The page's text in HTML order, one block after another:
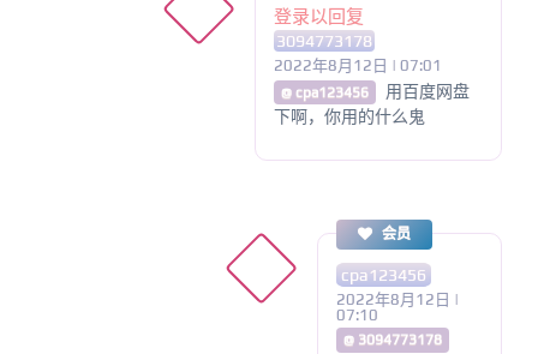
登录以回复
3094773178
2022年8月12日 | 07:01
@ cpa123456
用百度网盘
下啊，你用的什么鬼
会员
cpa123456
2022年8月12日 |
07:10
@ 3094773178